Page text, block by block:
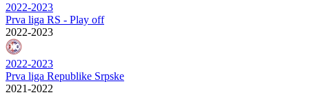
2022-2023
Prva liga RS - Play off
2022-2023
2022-2023
Prva liga Republike Srpske
2021-2022